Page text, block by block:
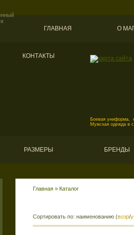
ГЛАВНАЯ О
КОНТАКТЫ
Боевая униформа,
Мужская одежда в
РАЗМЕРЫ БРЕНДЫ
Главная » Каталог
Сортировать по: наименованию (возр/